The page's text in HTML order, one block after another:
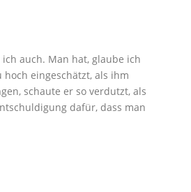
auch. Man hat, glaube ich
hoch eingeschätzt, als ihm
schaute er so verdutzt, als
dafür, dass man